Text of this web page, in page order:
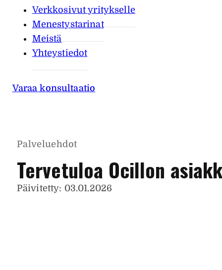
Verkkosivut yritykselle
Menestystarinat
Meistä
Yhteystiedot
Varaa konsultaatio
Palveluehdot
Tervetuloa Ocillon
Päivitetty: 03.01.2026